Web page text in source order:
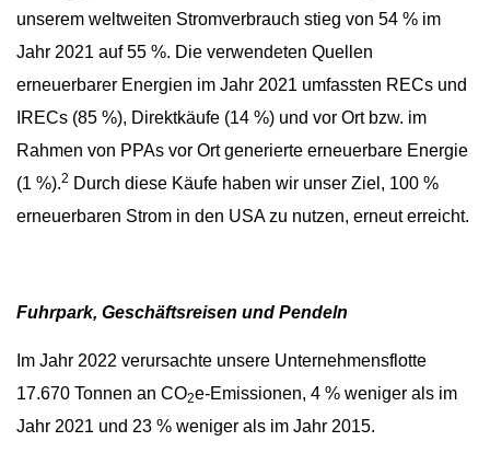
unserem weltweiten Stromverbrauch stieg von 54 % im
Jahr 2021 auf 55 %. Die verwendeten Quellen
erneuerbarer Energien im Jahr 2021 umfassten RECs und
IRECs (85 %), Direktkäufe (14 %) und vor Ort bzw. im
Rahmen von PPAs vor Ort generierte erneuerbare Energie
(1 %).2 Durch diese Käufe haben wir unser Ziel, 100 %
erneuerbaren Strom in den USA zu nutzen, erneut erreicht.
Fuhrpark, Geschäftsreisen und Pendeln
Im Jahr 2022 verursachte unsere Unternehmensflotte
17.670 Tonnen an CO2e-Emissionen, 4 % weniger als im
Jahr 2021 und 23 % weniger als im Jahr 2015.